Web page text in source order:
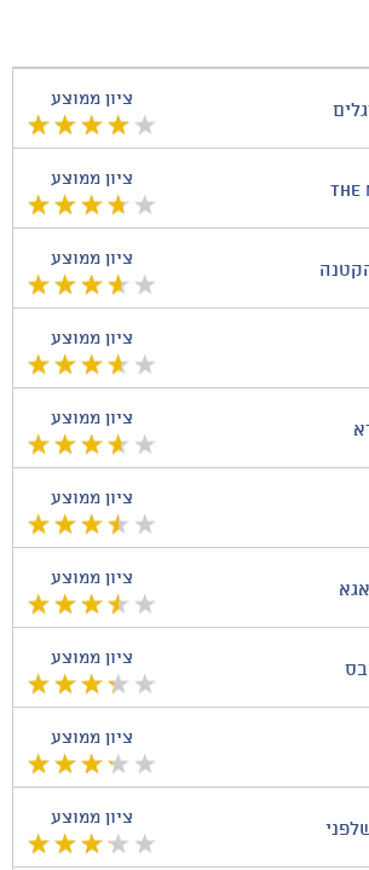
ציון ממוצע
ציון ממוצע
The
ציון ממוצע
ציון ממוצע
ציון ממוצע
ציון ממוצע
ציון ממוצע
ציון ממוצע
ציון ממוצע
ציון ממוצע